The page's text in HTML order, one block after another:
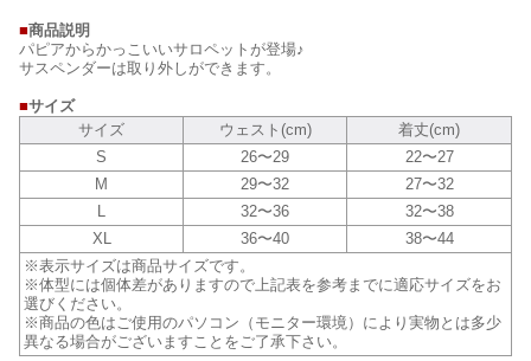
■商品説明
パピアからかっこいいサロペットが登場♪
サスペンダーは取り外しができます。
■サイズ
サイズ
ウェスト(cm)
着丈(cm)
S
26〜29
22〜27
M
29〜32
27〜32
L
32〜36
32〜38
XL
36〜40
38〜44
※表示サイズは商品サイズです。
※体型には個体差がありますので上記表を参考までに適応サイズをお
選びください。
※商品の色はご使用のパソコン（モニター環境）により実物とは多少
異なる場合がございますことをご了承下さい。